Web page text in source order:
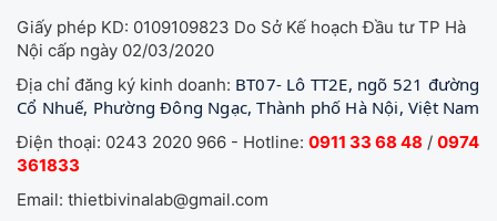
Giấy phép KD: 0109109823 Do Sở Kế hoạch Đầu tư TP Hà
Nội cấp ngày 02/03/2020
Địa chỉ đăng ký kinh doanh: BT07- Lô TT2E, ngõ 521 đường
Cổ Nhuế, Phường Đông Ngạc, Thành phố Hà Nội, Việt Nam
Điện thoại: 0243 2020 966 - Hotline: 0911 33 68 48 / 0974
361833
Email: thietbivinalab@gmail.com